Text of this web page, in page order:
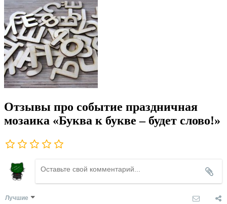
Отзывы про событие праздничная
мозаика «Буква к букве – будет слово!»
Лучшие